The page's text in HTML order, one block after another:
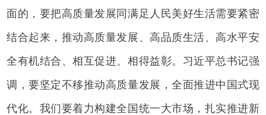
面的，要把高质量发展同满足人民美好生活需要紧密
结合起来，推动高质量发展、高品质生活、高水平安
全有机结合、相互促进、相得益彰。习近平总书记强
调，要坚定不移推动高质量发展，全面推进中国式现
代化。我们要着力构建全国统一大市场，扎实推进新